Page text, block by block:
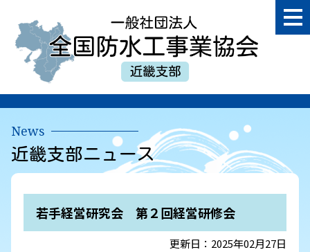
般
社
団
法
人
全
水
協
会
近
畿
News
近畿支部ニュース
若手経営研究会 第２回経営研修会
更新日：2025年02月27日